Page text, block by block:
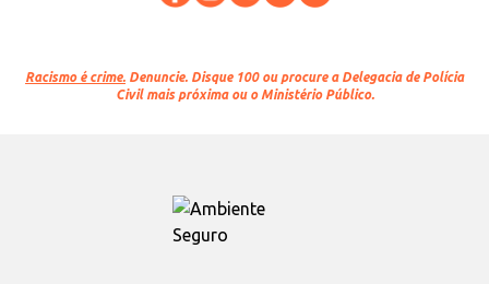
Racismo é crime. Denuncie. Disque 100 ou procure a Delegacia de Polícia
Civil mais próxima ou o Ministério Público.